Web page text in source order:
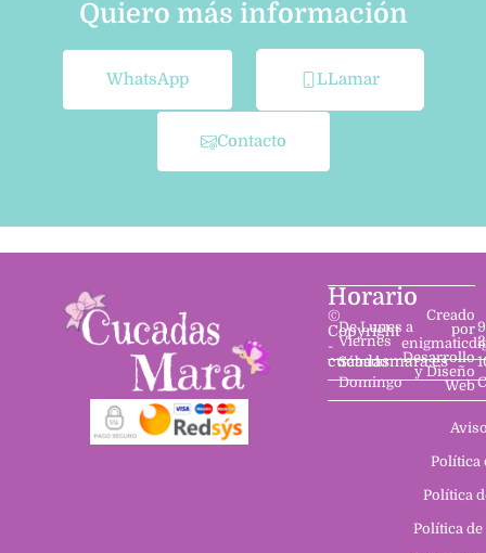
Quiero más información
WhatsApp LLamar
Contacto
Horario
De Lunes a
Viernes
Sábado
Domingo
Política
Política
Política
©
Copyright
-
cucadasmara.es
Creado
por
Desarrollo
y Diseño
Web